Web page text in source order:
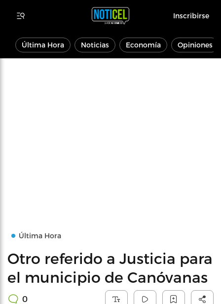
Inscribirse
Última Hora Noticias Economía Opiniones
Última Hora
Otro referido a Justicia para
el municipio de Canóvanas
0